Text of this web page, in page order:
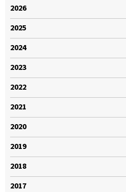
2026
2025
2024
2023
2022
2021
2020
2019
2018
2017